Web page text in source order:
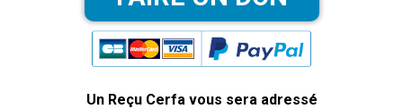
Un Reçu Cerfa vous sera adressé